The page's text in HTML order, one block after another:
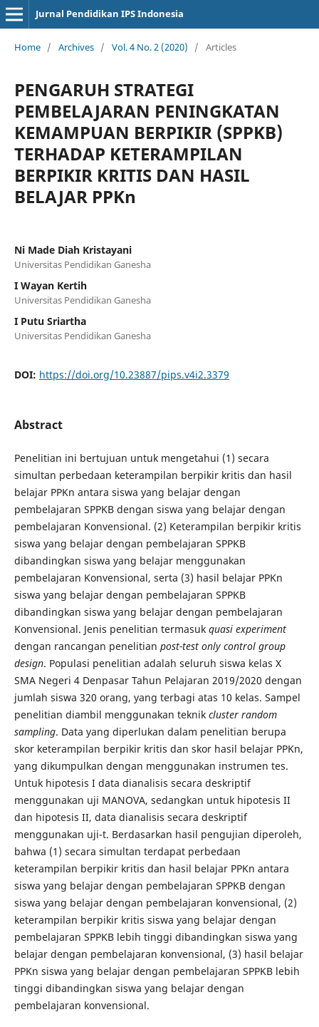
Jurnal Pendidikan IPS Indonesia
Home / Archives / Vol. 4 No. 2 (2020) / Articles
PENGARUH STRATEGI
PEMBELAJARAN PENINGKATAN
KEMAMPUAN BERPIKIR (SPPKB)
TERHADAP KETERAMPILAN
BERPIKIR KRITIS DAN HASIL
BELAJAR PPKn
Ni Made Diah Kristayani
Universitas Pendidikan Ganesha
I Wayan Kertih
Universitas Pendidikan Ganesha
I Putu Sriartha
Universitas Pendidikan Ganesha
DOI: https://doi.org/10.23887/pips.v4i2.3379
Abstract
Penelitian ini bertujuan untuk mengetahui (1) secara
simultan perbedaan keterampilan berpikir kritis dan hasil
belajar PPKn antara siswa yang belajar dengan
pembelajaran SPPKB dengan siswa yang belajar dengan
pembelajaran Konvensional. (2) Keterampilan berpikir kritis
siswa yang belajar dengan pembelajaran SPPKB
dibandingkan siswa yang belajar menggunakan
pembelajaran Konvensional, serta (3) hasil belajar PPKn
siswa yang belajar dengan pembelajaran SPPKB
dibandingkan siswa yang belajar dengan pembelajaran
Konvensional. Jenis penelitian termasuk quasi experiment
dengan rancangan penelitian post-test only control group
design. Populasi penelitian adalah seluruh siswa kelas X
SMA Negeri 4 Denpasar Tahun Pelajaran 2019/2020 dengan
jumlah siswa 320 orang, yang terbagi atas 10 kelas. Sampel
penelitian diambil menggunakan teknik cluster random
sampling. Data yang diperlukan dalam penelitian berupa
skor keterampilan berpikir kritis dan skor hasil belajar PPKn,
yang dikumpulkan dengan menggunakan instrumen tes.
Untuk hipotesis I data dianalisis secara deskriptif
menggunakan uji MANOVA, sedangkan untuk hipotesis II
dan hipotesis II, data dianalisis secara deskriptif
menggunakan uji-t. Berdasarkan hasil pengujian diperoleh,
bahwa (1) secara simultan terdapat perbedaan
keterampilan berpikir kritis dan hasil belajar PPKn antara
siswa yang belajar dengan pembelajaran SPPKB dengan
siswa yang belajar dengan pembelajaran konvensional, (2)
keterampilan berpikir kritis siswa yang belajar dengan
pembelajaran SPPKB lebih tinggi dibandingkan siswa yang
belajar dengan pembelajaran konvensional, (3) hasil belajar
PPKn siswa yang belajar dengan pembelajaran SPPKB lebih
tinggi dibandingkan siswa yang belajar dengan
pembelajaran konvensional.